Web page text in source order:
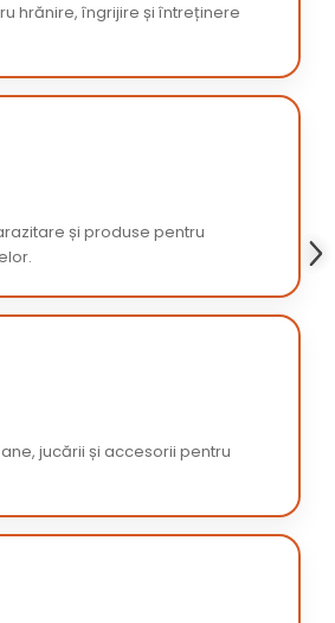
hrănire, îngrijire și întreținere
și produse pentru
jucării și accesorii pentru